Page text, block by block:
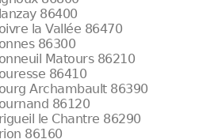
86400
la Vallée 86470
86300
Matours 86210
86410
Archambault 86390
86120
le Chantre 86290
86160